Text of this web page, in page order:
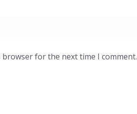
browser for the next time I comment.